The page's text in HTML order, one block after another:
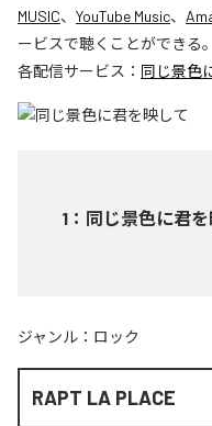
MUSIC、 YouTube Music、
ービスで聴くことができる。
各配信サービス： 同じ景色
1 ： 同じ景色に君
ジャンル： ロック
RAPT LA PLACE